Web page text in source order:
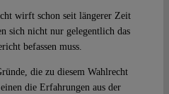
wirft schon seit längerer Zeit
sich nicht nur gelegentlich das
befassen muss.
die zu diesem Wahlrecht
die Erfahrungen aus der